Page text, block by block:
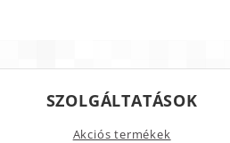
SZOLGÁLTATÁSOK
Akciós termékek